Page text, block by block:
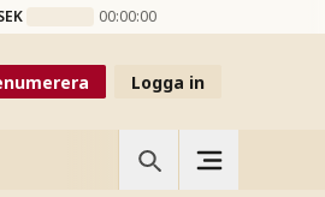
00:00:00
Logga in